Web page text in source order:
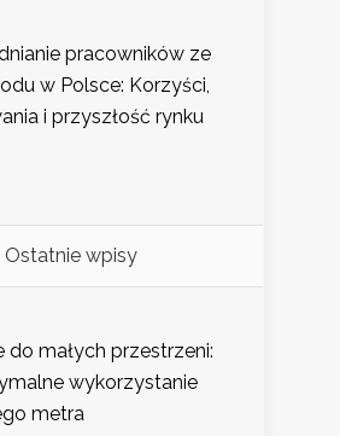
pracowników ze
w Polsce: Korzyści,
i przyszłość rynku
Ostatnie wpisy
do małych przestrzeni:
wykorzystanie
metra